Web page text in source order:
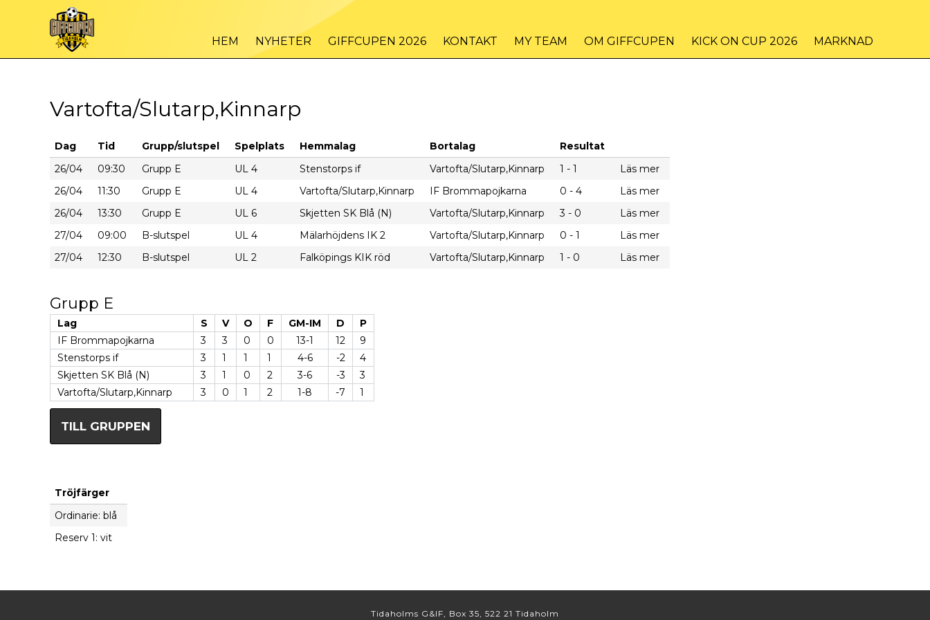
HEM NYHETER GIFFCUPEN 2026 KONTAKT MY TEAM OM GIFFCUPEN KICK ON CUP 2026 MARKNAD
Vartofta/Slutarp,Kinnarp
Dag Tid Grupp/slutspel Spelplats Hemmalag Bortalag
Resultat
26/04
09:30 Grupp E UL 4 Stenstorps if Vartofta/Slutarp,Kinnarp 1 - 1
Läs mer
26/04
11:30 Grupp E UL 4 Vartofta/Slutarp,Kinnarp IF Brommapojkarna 0 - 4
Läs mer
26/04
13:30 Grupp E UL 6 Skjetten SK Blå (N) Vartofta/Slutarp,Kinnarp 3 - 0
Läs mer
27/04
09:00 B-slutspel UL 4 Mälarhöjdens IK 2 Vartofta/Slutarp,Kinnarp 0 - 1
Läs mer
27/04
12:30 B-slutspel UL 2 Falköpings KIK röd Vartofta/Slutarp,Kinnarp 1 - 0 Läs mer
Grupp E
Lag S V O F GM-IM D
P
IF Brommapojkarna
3 3 0 0 13-1 12
9
Stenstorps if
3 1 1 1 4-6 -2
4
Skjetten SK Blå (N)
3 1 0 2 3-6 -3
3
Vartofta/Slutarp,Kinnarp
3 0 1 2 1-8 -7 1
TILL GRUPPEN
Tröjfärger
Ordinarie: blå
Reserv 1: vit
Tidaholms G&IF, Box 35, 522 21 Tidaholm